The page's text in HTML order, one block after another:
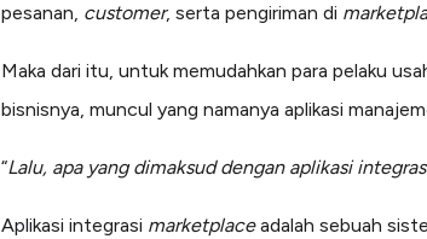
pesanan, customer, serta pengiriman di
Maka dari itu, untuk memudahkan para pelaku
bisnisnya, muncul yang namanya aplikasi
“Lalu, apa yang dimaksud dengan aplikasi
Aplikasi integrasi marketplaceadalah sebuah